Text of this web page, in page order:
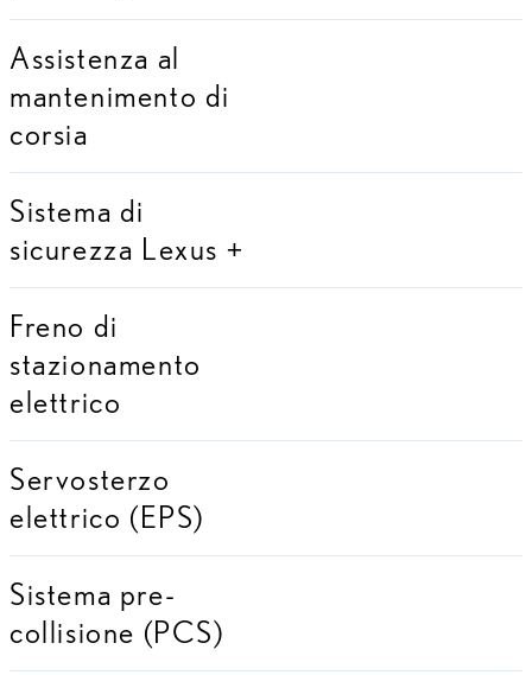
Assistenza al
mantenimento di
corsia
Sistema di
sicurezza Lexus +
Freno di
stazionamento
elettrico
Servosterzo
elettrico (EPS)
Sistema pre-
collisione (PCS)